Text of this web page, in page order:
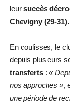
leur succès
Chevigny (29-31).
En coulisses, le
depuis plusieurs
transferts : «
nos approches »,
une période de